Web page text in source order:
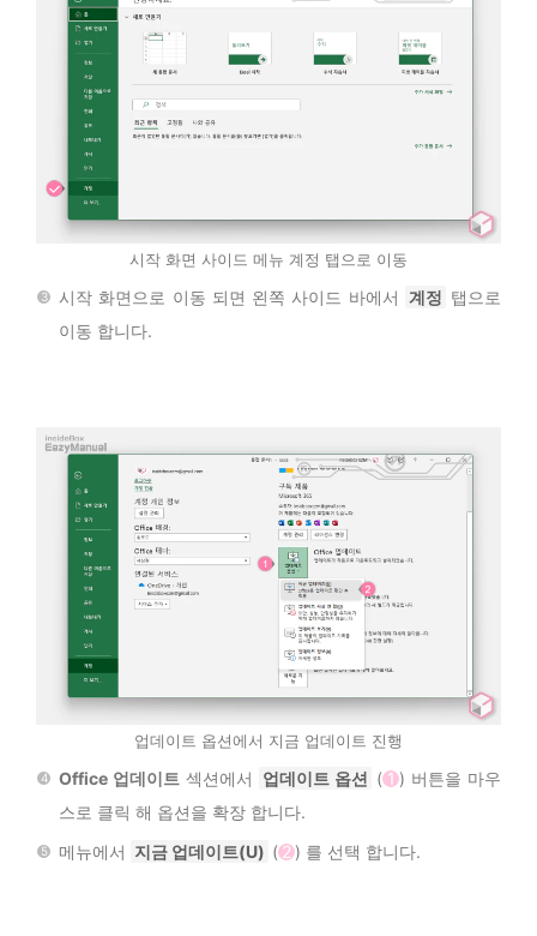
시작 화면 사이드 메뉴 계정 탭으로 이동
시작 화면으로 이동 되면 왼쪽 사이드 바에서 계정 탭으로
이동 합니다.
업데이트 옵션에서 지금 업데이트 진행
Office 업데이트 섹션에서 업데이트 옵션 ( 1 ) 버튼을 마우
스로 클릭 해 옵션을 확장 합니다.
메뉴에서 지금 업데이트(U) ( 2 ) 를 선택 합니다.